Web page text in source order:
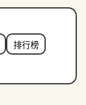
排行榜